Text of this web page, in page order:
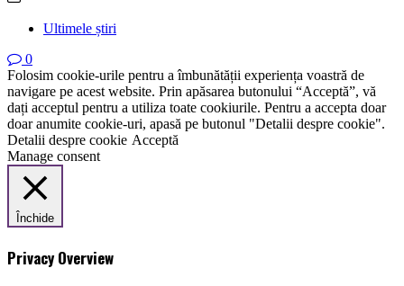
Ultimele știri
0
Folosim cookie-urile pentru a îmbunătății experiența voastră de
navigare pe acest website. Prin apăsarea butonului “Acceptă”, vă
dați acceptul pentru a utiliza toate cookiurile. Pentru a accepta doar
doar anumite cookie-uri, apasă pe butonul "Detalii despre cookie".
Detalii despre cookie Acceptă
Manage consent
Închide
Privacy Overview